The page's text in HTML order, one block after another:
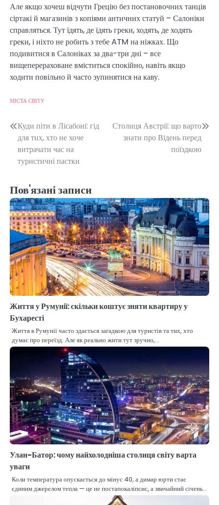
Але якщо хочеш відчути Грецію без постановочних танців
сіртакі й магазинів з копіями античних статуй – Салоніки
справляться. Тут їдять, де їдять греки, ходять, де ходять
греки, і ніхто не робить з тебе ATM на ніжках. Що
подивитися в Салоніках за два-три дні – все
вищеперераховане вміститься спокійно, навіть якщо
ходити повільно й часто зупинятися на каву.
МІСТА СВІТУ
Навігація
записів
Куди піти в Лісабоні: гід
для тих, хто не хоче
витрачати час на
туристичні пастки
Столиця Австрії: що варто
знати про Відень перед
поїздкою
Пов'язані записи
Життя у Румунії: скільки коштує зняти квартиру у
Бухаресті
Життя в Румунії часто здається загадкою для туристів та тих, хто
думає про переїзд. Але як реально жити тут зручно,…
Улан-Батор: чому найхолодніша столиця світу варта
уваги
Коли температура опускається до мінус 40, а димар юрти стає
єдиним джерелом тепла — це не постапокаліпсис, а звичайний січень…